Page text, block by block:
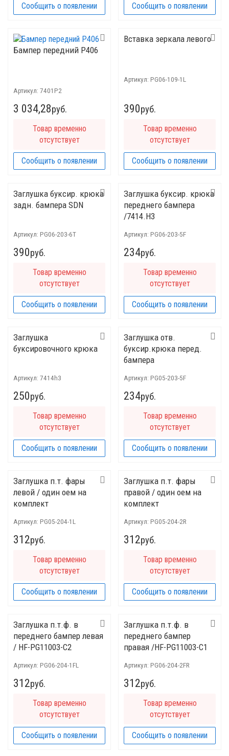
Сообщить о появлении Сообщить о появлении
Бампер передний Р406
Артикул: 7401P2
3 034,28руб.
Товар временно
отсутствует
Сообщить о появлении
Вставка зеркала левого
Артикул: PG06-109-1L
390руб.
Товар временно
отсутствует
Сообщить о появлении
Заглушка буксир. крюка
задн. бампера SDN
Артикул: PG06-203-6T
390руб.
Товар временно
отсутствует
Сообщить о появлении
Заглушка буксир. крюка
переднего бампера
/7414.H3
Артикул: PG06-203-5F
234руб.
Товар временно
отсутствует
Сообщить о появлении
Заглушка
буксировочного крюка
Артикул: 7414h3
250руб.
Товар временно
отсутствует
Сообщить о появлении
Заглушка отв.
буксир.крюка перед.
бампера
Артикул: PG05-203-5F
234руб.
Товар временно
отсутствует
Сообщить о появлении
Заглушка п.т. фары
левой / один оем на
комплект
Артикул: PG05-204-1L
312руб.
Товар временно
отсутствует
Сообщить о появлении
Заглушка п.т. фары
правой / один оем на
комплект
Артикул: PG05-204-2R
312руб.
Товар временно
отсутствует
Сообщить о появлении
Заглушка п.т.ф. в
переднего бампер левая
/ HF-PG11003-C2
Артикул: PG06-204-1FL
312руб.
Товар временно
отсутствует
Сообщить о появлении
Заглушка п.т.ф. в
переднего бампер
правая /HF-PG11003-C1
Артикул: PG06-204-2FR
312руб.
Товар временно
отсутствует
Сообщить о появлении